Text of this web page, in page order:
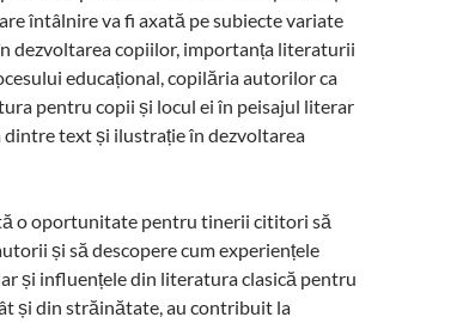
întâlnire va fi axată pe subiecte variate
dezvoltarea copiilor, importanța literaturii
educațional, copilăria autorilor ca
pentru copii și locul ei în peisajul literar
dintre text și ilustrație în dezvoltarea
o oportunitate pentru tinerii cititori să
și să descopere cum experiențele
și influențele din literatura clasică pentru
și din străinătate, au contribuit la